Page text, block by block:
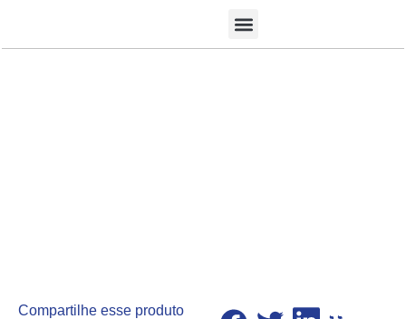
Compartilhe esse produto